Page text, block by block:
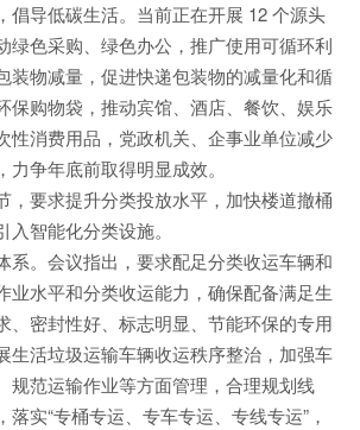
倡导低碳生活。当前正在开展 12 个源头
绿色采购、绿色办公，推广使用可循环利
装物减量，促进快递包装物的减量化和循
保购物袋，推动宾馆、酒店、餐饮、娱乐
性消费用品，党政机关、企事业单位减少
争年底前取得明显成效。
，要求提升分类投放水平，加快楼道撤桶
智能化分类设施。
系。会议指出，要求配足分类收运车辆和
业水平和分类收运能力，确保配备满足生
、密封性好、标志明显、节能环保的专用
生活垃圾运输车辆收运秩序整治，加强车
规范运输作业等方面管理，合理规划线
实“专桶专运、专车专运、专线专运”，